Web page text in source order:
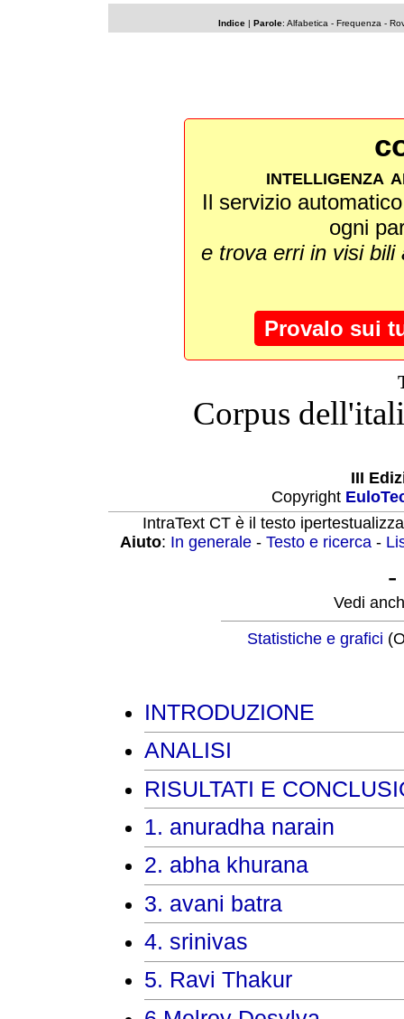
Indice | Parole: Alfabetica - Frequenza -
intelligenza
Il servizio
ogni
e trova erri in visi
Provalo sui
Corpus
III
Copyright
IntraText CT è il testo
Aiuto: In generale- Testo e ricerca-
-
Vedi
Statistiche e grafici
INTRODUZIONE
ANALISI
RISULTATI E
1. anuradha narain
2. abha khurana
3. avani batra
4. srinivas
5. Ravi Thakur